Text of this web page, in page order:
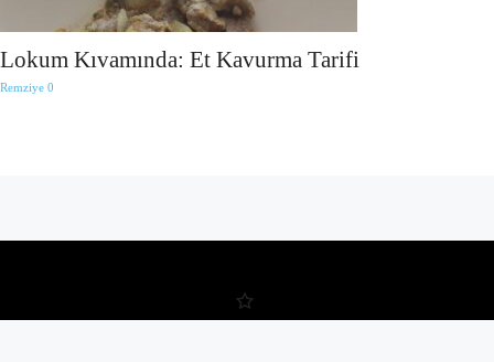
Lokum Kıvamında: Et Kavurma Tarifi
Remziye 0